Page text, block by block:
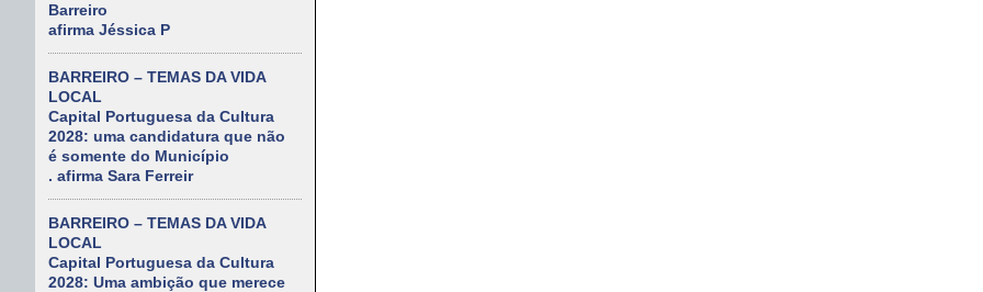
Barreiro
afirma Jéssica P
BARREIRO – TEMAS DA VIDA
LOCAL
Capital Portuguesa da Cultura
2028: uma candidatura que não
é somente do Município
. afirma Sara Ferreir
BARREIRO – TEMAS DA VIDA
LOCAL
Capital Portuguesa da Cultura
2028: Uma ambição que merece